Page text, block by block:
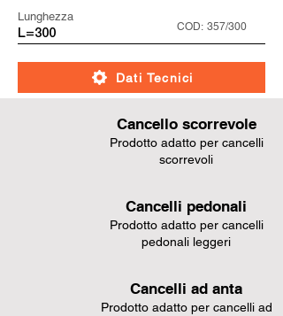
Lunghezza
L=300
COD: 357/300
Dati Tecnici
Cancello scorrevole
Prodotto adatto per cancelli
scorrevoli
Cancelli pedonali
Prodotto adatto per cancelli
pedonali leggeri
Cancelli ad anta
Prodotto adatto per cancelli ad